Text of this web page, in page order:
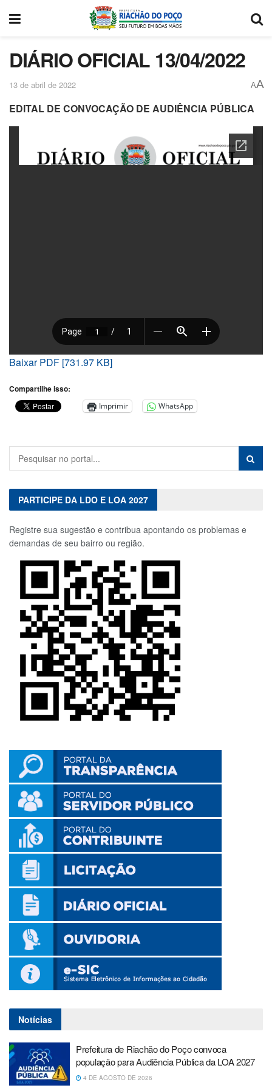
DIÁRIO OFICIAL 13/04/2022
13 de abril de 2022 AA
EDITAL DE CONVOCAÇÃO DE AUDIÊNCIA PÚBLICA
Baixar PDF [731.97 KB]
Compartilhe isso:
Imprimir WhatsApp
PARTICIPE DA LDO E LOA 2027
Registre sua sugestão e contribua apontando os problemas e
demandas de seu bairro ou região.
Notícias
Prefeitura de Riachão do Poço convoca
população para Audiência Pública da LOA 2027
4 DE AGOSTO DE 2026